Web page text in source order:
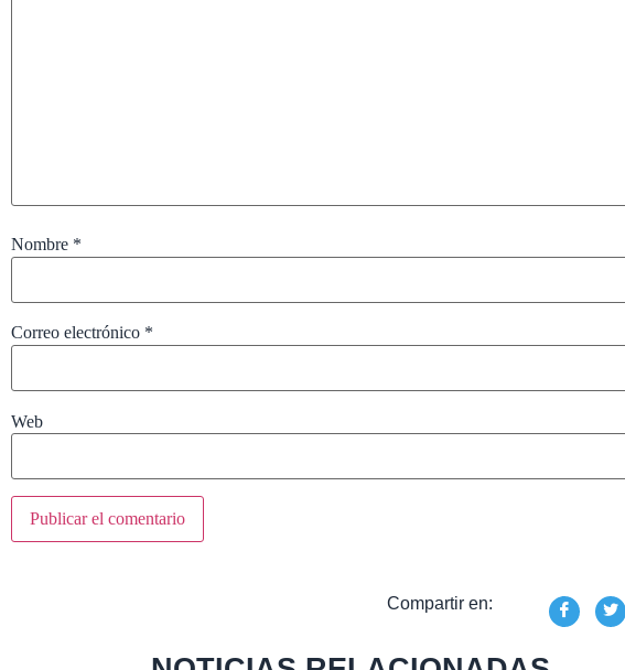
Nombre *
Correo electrónico *
Web
Compartir en: